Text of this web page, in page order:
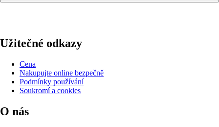
Užitečné odkazy
Cena
Nakupujte online bezpečně
Podmínky používání
Soukromí a cookies
O nás